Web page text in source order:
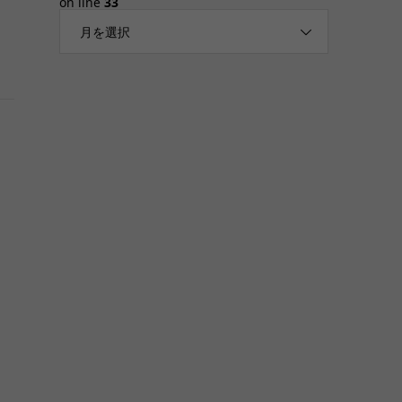
月を選択